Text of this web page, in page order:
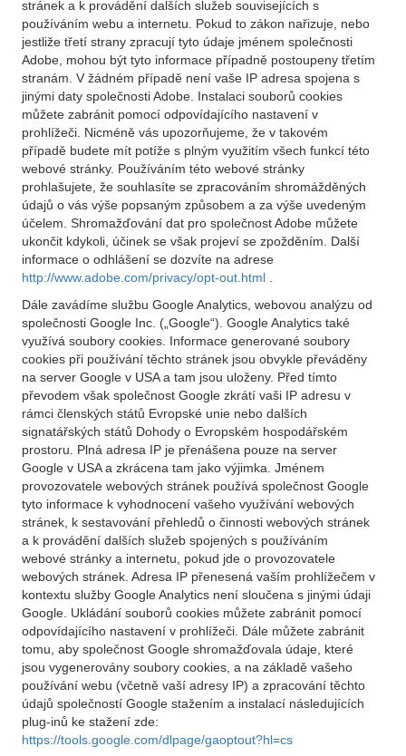
stránek a k provádění dalších služeb souvisejících s
používáním webu a internetu. Pokud to zákon nařizuje, nebo
jestliže třetí strany zpracují tyto údaje jménem společnosti
Adobe, mohou být tyto informace případně postoupeny třetím
stranám. V žádném případě není vaše IP adresa spojena s
jinými daty společnosti Adobe. Instalaci souborů cookies
můžete zabránit pomocí odpovídajícího nastavení v
prohlížeči. Nicméně vás upozorňujeme, že v takovém
případě budete mít potíže s plným využitím všech funkcí této
webové stránky. Používáním této webové stránky
prohlašujete, že souhlasíte se zpracováním shromážděných
údajů o vás výše popsaným způsobem a za výše uvedeným
účelem. Shromažďování dat pro společnost Adobe můžete
ukončit kdykoli, účinek se však projeví se zpožděním. Další
informace o odhlášení se dozvíte na adrese
http://www.adobe.com/privacy/opt-out.html
Dále zavádíme službu Google Analytics, webovou analýzu od
společnosti Google Inc. („Google“). Google Analytics také
využívá soubory cookies. Informace generované soubory
cookies při používání těchto stránek jsou obvykle převáděny
na server Google v USA a tam jsou uloženy. Před tímto
převodem však společnost Google zkrátí vaši IP adresu v
rámci členských států Evropské unie nebo dalších
signatářských států Dohody o Evropském hospodářském
prostoru. Plná adresa IP je přenášena pouze na server
Google v USA a zkrácena tam jako výjimka. Jménem
provozovatele webových stránek používá společnost Google
tyto informace k vyhodnocení vašeho využívání webových
stránek, k sestavování přehledů o činnosti webových stránek
a k provádění dalších služeb spojených s používáním
webové stránky a internetu, pokud jde o provozovatele
webových stránek. Adresa IP přenesená vaším prohlížečem v
kontextu služby Google Analytics není sloučena s jinými údaji
Google. Ukládání souborů cookies můžete zabránit pomocí
odpovídajícího nastavení v prohlížeči. Dále můžete zabránit
tomu, aby společnost Google shromažďovala údaje, které
jsou vygenerovány soubory cookies, a na základě vašeho
používání webu (včetně vaší adresy IP) a zpracování těchto
údajů společností Google stažením a instalací následujících
plug-inů ke stažení zde:
https://tools.google.com/dlpage/gaoptout?hl=cs